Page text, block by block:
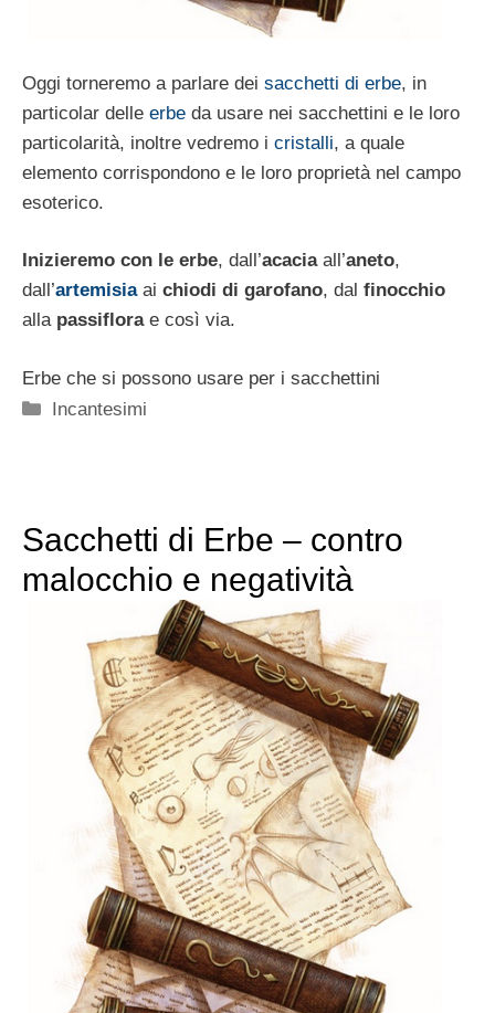
Oggi torneremo a parlare dei sacchetti di erbe, in
particolar delle erbe da usare nei sacchettini e le loro
particolarità, inoltre vedremo i cristalli, a quale
elemento corrispondono e le loro proprietà nel campo
esoterico.
Inizieremo con le erbe, dall’acaciaall’aneto,
dall’artemisia ai chiodi di garofano, dal finocchio
alla passiflorae così via.
Erbe che si possono usare per i sacchettini
Categorie
Incantesimi
Sacchetti di Erbe – contro
malocchio e negatività